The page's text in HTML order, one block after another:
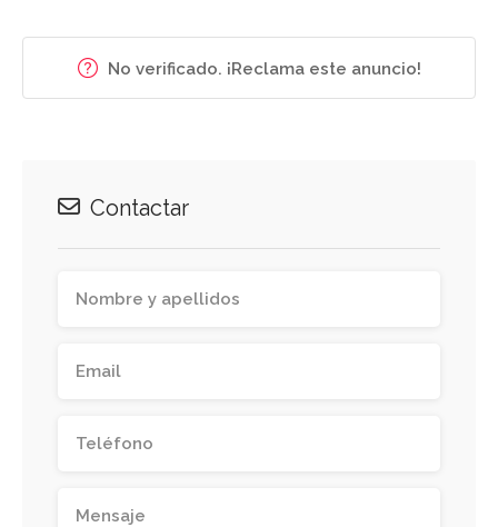
No verificado. ¡Reclama este anuncio!
Contactar